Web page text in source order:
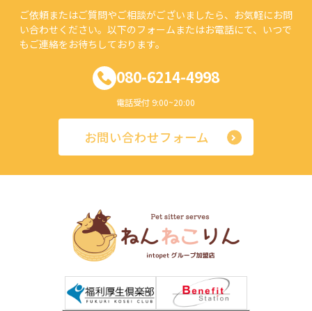
ご依頼またはご質問やご相談がございましたら、お気軽にお問
い合わせください。以下のフォームまたはお電話にて、いつで
もご連絡をお待ちしております。
080-6214-4998
電話受付 9:00~20:00
お問い合わせフォーム